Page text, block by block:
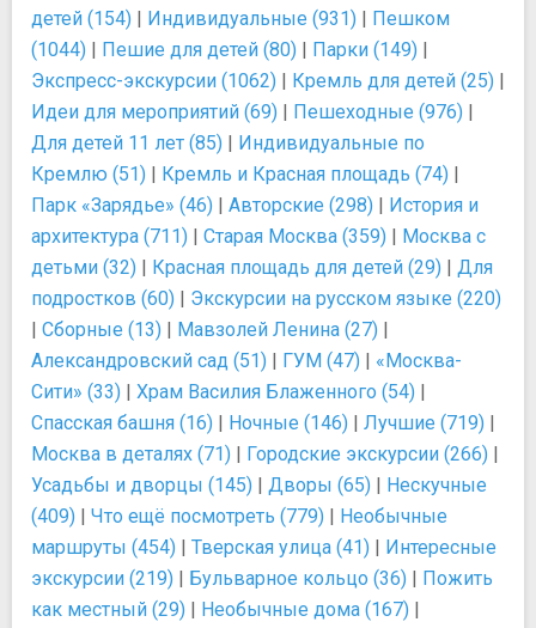
детей (154) | Индивидуальные (931) | Пешком
(1044) | Пешие для детей (80) | Парки (149) |
Экспресс-экскурсии (1062) | Кремль для детей (25) |
Идеи для мероприятий (69) | Пешеходные (976) |
Для детей 11 лет (85) | Индивидуальные по
Кремлю (51) | Кремль и Красная площадь (74) |
Парк «Зарядье» (46) | Авторские (298) | История и
архитектура (711) | Старая Москва (359) | Москва с
детьми (32) | Красная площадь для детей (29) | Для
подростков (60) | Экскурсии на русском языке (220)
| Сборные (13) | Мавзолей Ленина (27) |
Александровский сад (51) | ГУМ (47) | «Москва-
Сити» (33) | Храм Василия Блаженного (54) |
Спасская башня (16) | Ночные (146) | Лучшие (719) |
Москва в деталях (71) | Городские экскурсии (266) |
Усадьбы и дворцы (145) | Дворы (65) | Нескучные
(409) | Что ещё посмотреть (779) | Необычные
маршруты (454) | Тверская улица (41) | Интересные
экскурсии (219) | Бульварное кольцо (36) | Пожить
как местный (29) | Необычные дома (167) |